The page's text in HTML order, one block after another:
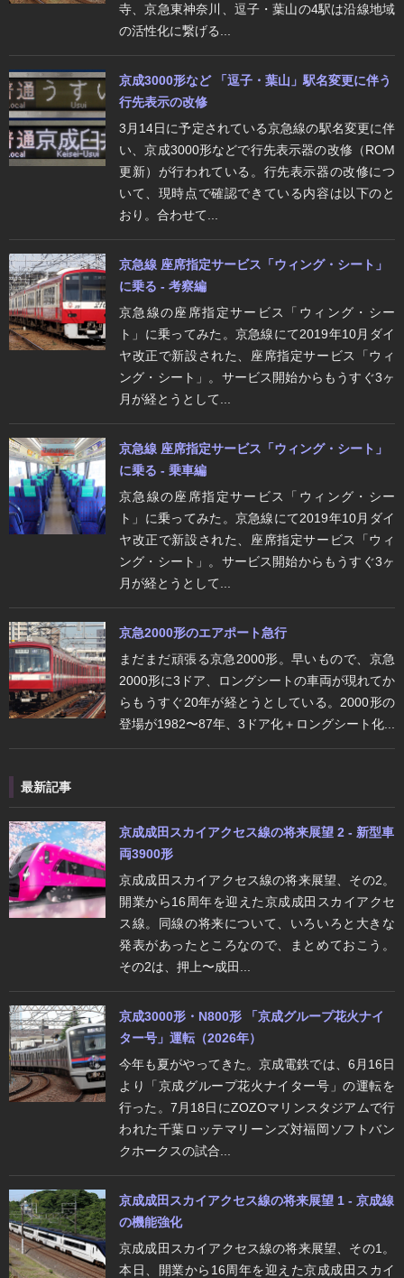
寺、京急東神奈川、逗子・葉山の4駅は沿線地域
の活性化に繋げる...
京成3000形など 「逗子・葉山」駅名変更に伴う
行先表示の改修
3月14日に予定されている京急線の駅名変更に伴
い、京成3000形などで行先表示器の改修（ROM
更新）が行われている。行先表示器の改修につ
いて、現時点で確認できている内容は以下のと
おり。合わせて...
京急線 座席指定サービス「ウィング・シート」
に乗る - 考察編
京急線の座席指定サービス「ウィング・シー
ト」に乗ってみた。京急線にて2019年10月ダイ
ヤ改正で新設された、座席指定サービス「ウィ
ング・シート」。サービス開始からもうすぐ3ヶ
月が経とうとして...
京急線 座席指定サービス「ウィング・シート」
に乗る - 乗車編
京急線の座席指定サービス「ウィング・シー
ト」に乗ってみた。京急線にて2019年10月ダイ
ヤ改正で新設された、座席指定サービス「ウィ
ング・シート」。サービス開始からもうすぐ3ヶ
月が経とうとして...
京急2000形のエアポート急行
まだまだ頑張る京急2000形。早いもので、京急
2000形に3ドア、ロングシートの車両が現れてか
らもうすぐ20年が経とうとしている。2000形の
登場が1982〜87年、3ドア化＋ロングシート化...
最新記事
京成成田スカイアクセス線の将来展望 2 - 新型車
両3900形
京成成田スカイアクセス線の将来展望、その2。
開業から16周年を迎えた京成成田スカイアクセ
ス線。同線の将来について、いろいろと大きな
発表があったところなので、まとめておこう。
その2は、押上〜成田...
京成3000形・N800形 「京成グループ花火ナイ
ター号」運転（2026年）
今年も夏がやってきた。京成電鉄では、6月16日
より「京成グループ花火ナイター号」の運転を
行った。7月18日にZOZOマリンスタジアムで行
われた千葉ロッテマリーンズ対福岡ソフトバン
クホークスの試合...
京成成田スカイアクセス線の将来展望 1 - 京成線
の機能強化
京成成田スカイアクセス線の将来展望、その1。
本日、開業から16周年を迎えた京成成田スカイ